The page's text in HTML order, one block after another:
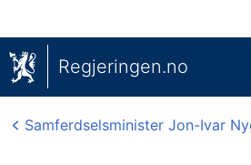
Regjeringen.no
Samferdselsminister Jon-Ivar